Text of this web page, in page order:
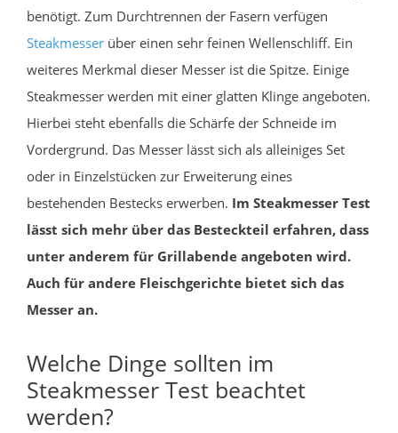
benötigt. Zum Durchtrennen der Fasern verfügen
Steakmesser über einen sehr feinen Wellenschliff. Ein
weiteres Merkmal dieser Messer ist die Spitze. Einige
Steakmesser werden mit einer glatten Klinge angeboten.
Hierbei steht ebenfalls die Schärfe der Schneide im
Vordergrund. Das Messer lässt sich als alleiniges Set
oder in Einzelstücken zur Erweiterung eines
bestehenden Bestecks erwerben. Im Steakmesser Test
lässt sich mehr über das Besteckteil erfahren, dass
unter anderem für Grillabende angeboten wird.
Auch für andere Fleischgerichte bietet sich das
Messer an.
Welche Dinge sollten im
Steakmesser Test beachtet
werden?